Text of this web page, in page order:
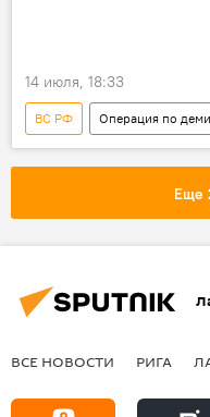
14 июля, 18:33
ВС РФ
Операция по
Россия
Украина
военная техника
Еще
ВСЕ НОВОСТИ РИГА